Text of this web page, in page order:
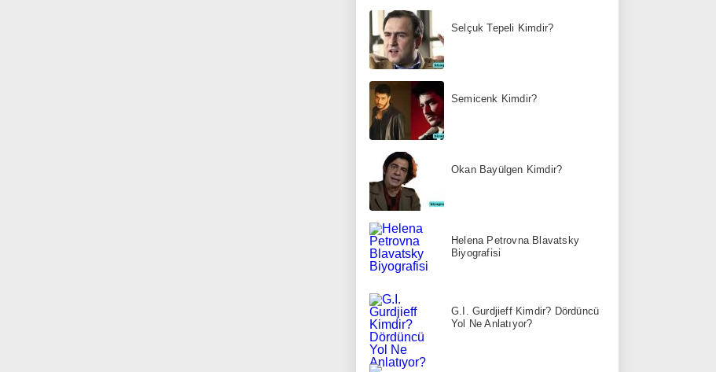
Selçuk Tepeli Kimdir?
Semicenk Kimdir?
Okan Bayülgen Kimdir?
Helena Petrovna Blavatsky
Biyografisi
G.I. Gurdjieff Kimdir? Dördüncü
Yol Ne Anlatıyor?